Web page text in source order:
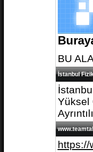
BU
İstanbul
Yüksel
https://